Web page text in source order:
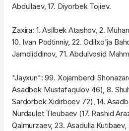
Abdullaev, 17. Diyorbek Tojiev.
Zaxira: 1. Asilbek Atashov, 2.
10. Ivan Podtinniy, 22. Odilxo'ja
Jamoliddinov, 71. Abdulvosid
"Jayxun": 99. Xojamberdi
Asadbek Mustafaqulov 46), 8.
Sardorbek Xidirboev 72), 14.
Nurdaulet Tleubaev (17. Rashid
Qalmurzaev, 23. Asadulla